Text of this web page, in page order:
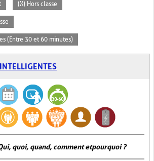
(X) Hors classe
(Entre 30 et 60 minutes)
quoi, quand, comment et pourquoi ?